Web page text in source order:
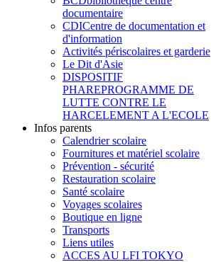
documentaire
CDICentre de documentation et
d'information
Activités périscolaires et garderie
Le Dit d'Asie
DISPOSITIF
PHAREPROGRAMME DE
LUTTE CONTRE LE
HARCELEMENT A L'ECOLE
Infos parents
Calendrier scolaire
Fournitures et matériel scolaire
Prévention - sécurité
Restauration scolaire
Santé scolaire
Voyages scolaires
Boutique en ligne
Transports
Liens utiles
ACCES AU LFI TOKYO